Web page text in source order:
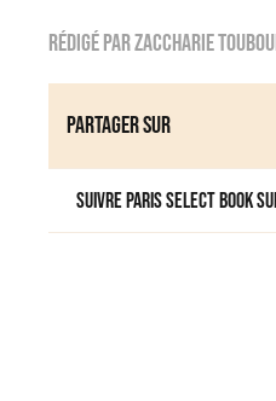
Rédigé parzaccharie
Partager sur
Suivre Paris Select Book